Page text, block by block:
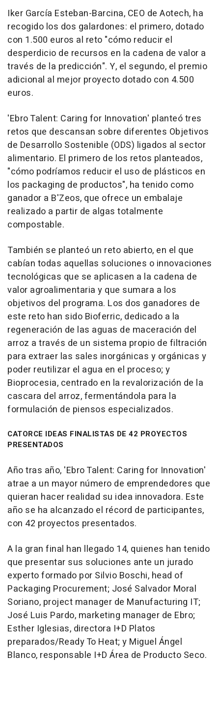
Iker García Esteban-Barcina, CEO de Aotech, ha
recogido los dos galardones: el primero, dotado
con 1.500 euros al reto "cómo reducir el
desperdicio de recursos en la cadena de valor a
través de la predicción". Y, el segundo, el premio
adicional al mejor proyecto dotado con 4.500
euros.
'Ebro Talent: Caring for Innovation' planteó tres
retos que descansan sobre diferentes Objetivos
de Desarrollo Sostenible (ODS) ligados al sector
alimentario. El primero de los retos planteados,
"cómo podríamos reducir el uso de plásticos en
los packaging de productos", ha tenido como
ganador a B'Zeos, que ofrece un embalaje
realizado a partir de algas totalmente
compostable.
También se planteó un reto abierto, en el que
cabían todas aquellas soluciones o innovaciones
tecnológicas que se aplicasen a la cadena de
valor agroalimentaria y que sumara a los
objetivos del programa. Los dos ganadores de
este reto han sido Bioferric, dedicado a la
regeneración de las aguas de maceración del
arroz a través de un sistema propio de filtración
para extraer las sales inorgánicas y orgánicas y
poder reutilizar el agua en el proceso; y
Bioprocesia, centrado en la revalorización de la
cascara del arroz, fermentándola para la
formulación de piensos especializados.
CATORCE IDEAS FINALISTAS DE 42 PROYECTOS
PRESENTADOS
Año tras año, 'Ebro Talent: Caring for Innovation'
atrae a un mayor número de emprendedores que
quieran hacer realidad su idea innovadora. Este
año se ha alcanzado el récord de participantes,
con 42 proyectos presentados.
A la gran final han llegado 14, quienes han tenido
que presentar sus soluciones ante un jurado
experto formado por Silvio Boschi, head of
Packaging Procurement; José Salvador Moral
Soriano, project manager de Manufacturing IT;
José Luis Pardo, marketing manager de Ebro;
Esther Iglesias, directora I+D Platos
preparados/Ready To Heat; y Miguel Ángel
Blanco, responsable I+D Área de Producto Seco.